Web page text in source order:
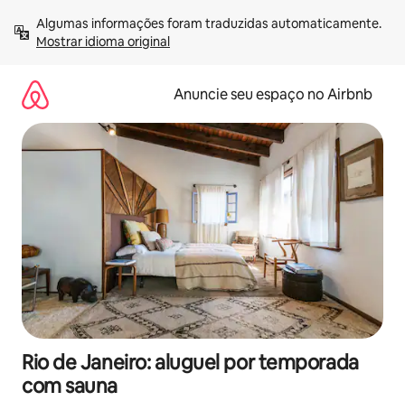
para
Mostrar idioma original
Anuncie seu espaço no Airbnb
Rio de Janeiro: aluguel por temporada
com sauna